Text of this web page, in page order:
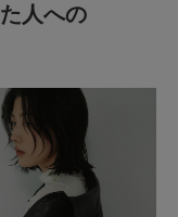
人への